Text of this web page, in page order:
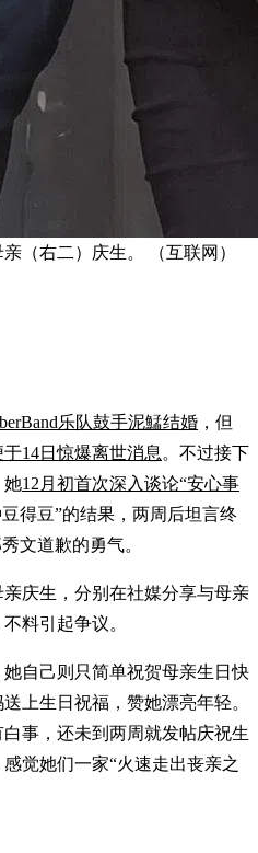
（右二）庆生。 （互联网）
乐队鼓手泥鯭结婚 ，但
于14日惊爆离世消息 。不过接下
她12月初首次深入谈论“安心事
得豆”的结果，两周后坦言终
文道歉的勇气。
庆生，分别在社媒分享与母亲
料引起争议。
自己则只简单祝贺母亲生日快
上生日祝福，赞她漂亮年轻。
事，还未到两周就发帖庆祝生
觉她们一家“火速走出丧亲之